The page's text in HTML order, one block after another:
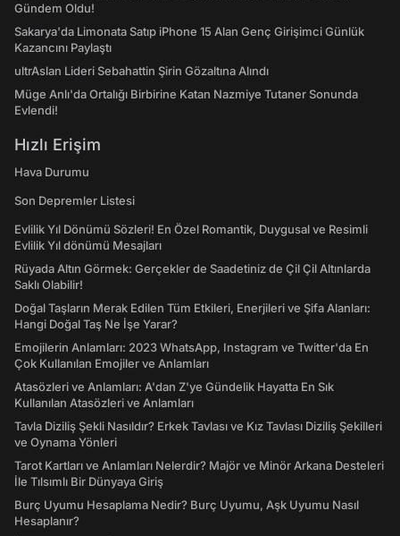
Gündem Oldu!
Sakarya'da Limonata Satıp iPhone 15 Alan Genç Girişimci Günlük
Kazancını Paylaştı
ultrAslan Lideri Sebahattin Şirin Gözaltına Alındı
Müge Anlı'da Ortalığı Birbirine Katan Nazmiye Tutaner Sonunda
Evlendi!
Hızlı Erişim
Hava Durumu
Son Depremler Listesi
Evlilik Yıl Dönümü Sözleri! En Özel Romantik, Duygusal ve Resimli
Evlilik Yıl dönümü Mesajları
Rüyada Altın Görmek: Gerçekler de Saadetiniz de Çil Çil Altınlarda
Saklı Olabilir!
Doğal Taşların Merak Edilen Tüm Etkileri, Enerjileri ve Şifa Alanları:
Hangi Doğal Taş Ne İşe Yarar?
Emojilerin Anlamları: 2023 WhatsApp, Instagram ve Twitter'da En
Çok Kullanılan Emojiler ve Anlamları
Atasözleri ve Anlamları: A'dan Z'ye Gündelik Hayatta En Sık
Kullanılan Atasözleri ve Anlamları
Tavla Diziliş Şekli Nasıldır? Erkek Tavlası ve Kız Tavlası Diziliş Şekilleri
ve Oynama Yönleri
Tarot Kartları ve Anlamları Nelerdir? Majör ve Minör Arkana Desteleri
İle Tılsımlı Bir Dünyaya Giriş
Burç Uyumu Hesaplama Nedir? Burç Uyumu, Aşk Uyumu Nasıl
Hesaplanır?